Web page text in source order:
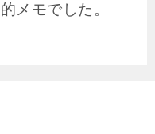
メモでした。